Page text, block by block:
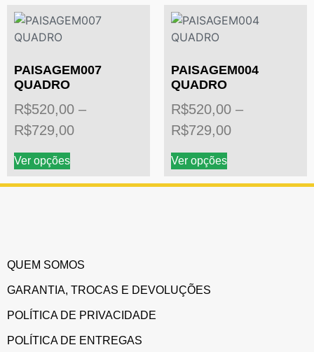
PAISAGEM007
QUADRO
R$520,00 –
R$729,00
Ver opções
PAISAGEM004
QUADRO
R$520,00 –
R$729,00
Ver opções
QUEM SOMOS
GARANTIA, TROCAS E DEVOLUÇÕES
POLÍTICA DE PRIVACIDADE
POLÍTICA DE ENTREGAS